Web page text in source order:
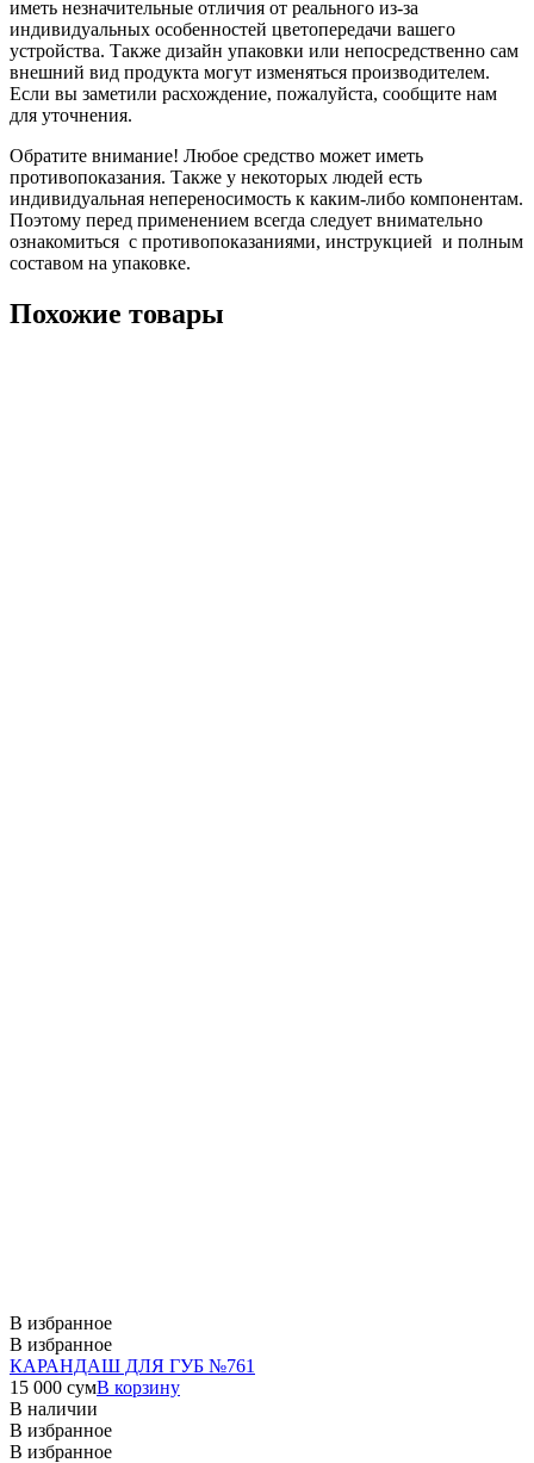
иметь незначительные отличия от реального из-за
индивидуальных особенностей цветопередачи вашего
устройства. Также дизайн упаковки или непосредственно сам
внешний вид продукта могут изменяться производителем.
Если вы заметили расхождение, пожалуйста, сообщите нам
для уточнения.
Обратите внимание! Любое средство может иметь
противопоказания. Также у некоторых людей есть
индивидуальная непереносимость к каким-либо компонентам.
Поэтому перед применением всегда следует внимательно
ознакомиться с противопоказаниями, инструкцией и полным
составом на упаковке.
Похожие товары
В избранное
В избранное
КАРАНДАШ ДЛЯ ГУБ №761
15 000 сумВ корзину
В наличии
В избранное
В избранное